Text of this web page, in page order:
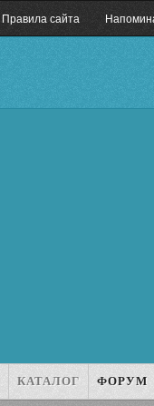
Правила сайта
КАТАЛОГ ФОРУМ